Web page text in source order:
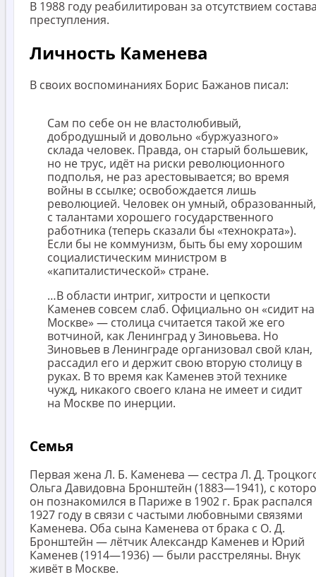
В 1988 году реабилитирован за отсутствием
преступления.
Личность Каменева
В своих воспоминаниях Борис Бажанов писал:
Сам по себе он не властолюбивый,
добродушный и довольно «буржуазного»
склада человек. Правда, он старый большевик,
но не трус, идёт на риски революционного
подполья, не раз арестовывается; во время
войны в ссылке; освобождается лишь
революцией. Человек он умный, образованный,
с талантами хорошего государственного
работника (теперь сказали бы «технократа»).
Если бы не коммунизм, быть бы ему хорошим
социалистическим министром в
«капиталистической» стране.
…В области интриг, хитрости и цепкости
Каменев совсем слаб. Официально он «сидит на
Москве» — столица считается такой же его
вотчиной, как Ленинград у Зиновьева. Но
Зиновьев в Ленинграде организовал свой клан,
рассадил его и держит свою вторую столицу в
руках. В то время как Каменев этой технике
чужд, никакого своего клана не имеет и сидит
на Москве по инерции.
Семья
Первая жена Л. Б. Каменева — сестра Л. Д.
Ольга Давидовна Бронштейн (1883—1941), с
он познакомился в Париже в 1902 г. Брак распался
1927 году в связи с частыми любовными связями
Каменева. Оба сына Каменева от брака с О. Д.
Бронштейн — лётчик Александр Каменев и Юрий
Каменев (1914—1936) — были расстреляны. Внук
живёт в Москве.